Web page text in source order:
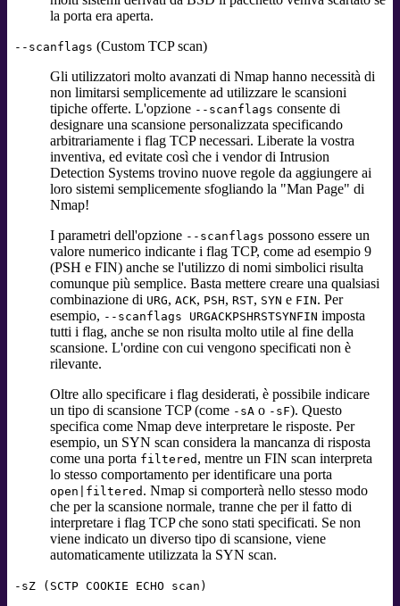
la porta era aperta.
--scanflags (Custom TCP scan)
Gli utilizzatori molto avanzati di Nmap hanno necessità di
non limitarsi semplicemente ad utilizzare le scansioni
tipiche offerte. L'opzione --scanflags consente di
designare una scansione personalizzata specificando
arbitrariamente i flag TCP necessari. Liberate la vostra
inventiva, ed evitate così che i vendor di Intrusion
Detection Systems trovino nuove regole da aggiungere ai
loro sistemi semplicemente sfogliando la "Man Page" di
Nmap!
I parametri dell'opzione --scanflags possono essere un
valore numerico indicante i flag TCP, come ad esempio 9
(PSH e FIN) anche se l'utilizzo di nomi simbolici risulta
comunque più semplice. Basta mettere creare una qualsiasi
combinazione di URG, ACK, PSH, RST, SYN e FIN. Per
esempio, --scanflags URGACKPSHRSTSYNFIN imposta
tutti i flag, anche se non risulta molto utile al fine della
scansione. L'ordine con cui vengono specificati non è
rilevante.
Oltre allo specificare i flag desiderati, è possibile indicare
un tipo di scansione TCP (come -sA o -sF). Questo
specifica come Nmap deve interpretare le risposte. Per
esempio, un SYN scan considera la mancanza di risposta
come una porta filtered , mentre un FIN scan interpreta
lo stesso comportamento per identificare una porta
open|filtered . Nmap si comporterà nello stesso modo
che per la scansione normale, tranne che per il fatto di
interpretare i flag TCP che sono stati specificati. Se non
viene indicato un diverso tipo di scansione, viene
automaticamente utilizzata la SYN scan.
-sZ (SCTP COOKIE ECHO scan)